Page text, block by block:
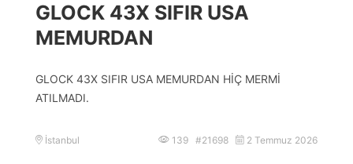
GLOCK 43X SIFIR USA
MEMURDAN
GLOCK 43X SIFIR USA MEMURDAN HİÇ MERMİ
ATILMADI.
İstanbul 139 #21698 2 Temmuz 2026